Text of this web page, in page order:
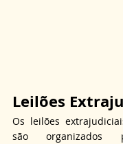
Leilões
Os leilões
são organizados